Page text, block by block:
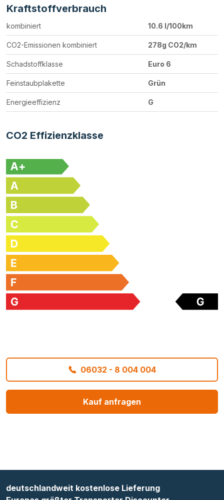
Kraftstoffverbrauch
kombiniert 10.6 l/100km
CO2-Emissionen kombiniert 278g CO2/km
Schadstoffklasse Euro 6
Feinstaubplakette Grün
Energieeffizienz G
CO2 Effizienzklasse
06032 - 8 004 004
Kauf anfragen
deutschlandweit kostenlose Lieferung